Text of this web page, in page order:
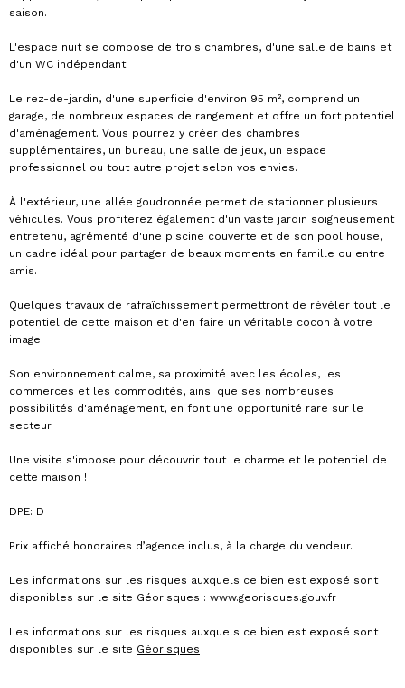
saison.
L'espace nuit se compose de trois chambres, d'une salle de bains et
d'un WC indépendant.
Le rez-de-jardin, d'une superficie d'environ 95 m², comprend un
garage, de nombreux espaces de rangement et offre un fort potentiel
d'aménagement. Vous pourrez y créer des chambres
supplémentaires, un bureau, une salle de jeux, un espace
professionnel ou tout autre projet selon vos envies.
À l'extérieur, une allée goudronnée permet de stationner plusieurs
véhicules. Vous profiterez également d'un vaste jardin soigneusement
entretenu, agrémenté d'une piscine couverte et de son pool house,
un cadre idéal pour partager de beaux moments en famille ou entre
amis.
Quelques travaux de rafraîchissement permettront de révéler tout le
potentiel de cette maison et d'en faire un véritable cocon à votre
image.
Son environnement calme, sa proximité avec les écoles, les
commerces et les commodités, ainsi que ses nombreuses
possibilités d'aménagement, en font une opportunité rare sur le
secteur.
Une visite s'impose pour découvrir tout le charme et le potentiel de
cette maison !
DPE: D
Prix affiché honoraires d’agence inclus, à la charge du vendeur.
Les informations sur les risques auxquels ce bien est exposé sont
disponibles sur le site Géorisques : www.georisques.gouv.fr
Les informations sur les risques auxquels ce bien est exposé sont
disponibles sur le site Géorisques